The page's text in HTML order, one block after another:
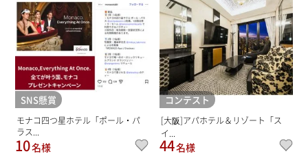
SNS懸賞
モナコ四つ星ホテル「ポール・パ
ラス...
10名様
コンテスト
[大阪]アパホテル＆リゾート「ス
イ...
44名様